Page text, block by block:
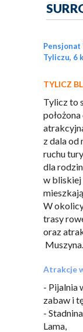
Pensjonat
Tyliczu, 6
TYLICZ
Tylicz to
z dala od
ruchu
dla
w bliskiej
W
trasy
oraz
Muszyna.
Atrakcje
- Pijalnia
zabaw i
-
Lama,